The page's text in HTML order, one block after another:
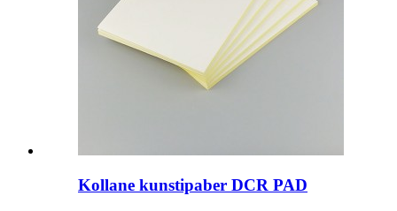
Kollane kunstipaber DCR PAD